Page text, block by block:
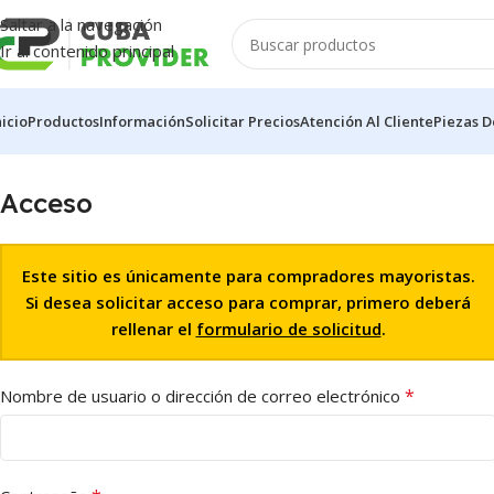
Saltar a la navegación
Ir al contenido principal
ProductosInformaciónSolicitar PreciosAtención Al ClientePiezas
Acceso
Este sitio es únicamente para compradores mayoristas.
Si desea solicitar acceso para comprar, primero deberá
rellenar el formulario de solicitud.
Nombre de usuario o dirección de correo electrónico *